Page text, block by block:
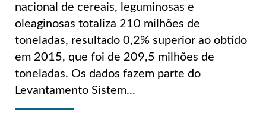
nacional de cereais, leguminosas e
oleaginosas totaliza 210 milhões de
toneladas, resultado 0,2% superior ao obtido
em 2015, que foi de 209,5 milhões de
toneladas. Os dados fazem parte do
Levantamento Sistem...